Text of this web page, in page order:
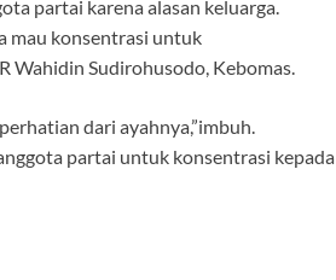
partai karena alasan keluarga.
mau konsentrasi untuk
Wahidin Sudirohusodo, Kebomas.
dari ayahnya,”imbuh.
partai untuk konsentrasi kepada